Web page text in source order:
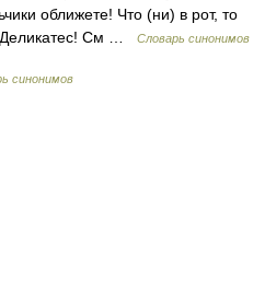
оближете! Что (ни) в рот, то
Деликатес! См …
Словарь синонимов
синонимов